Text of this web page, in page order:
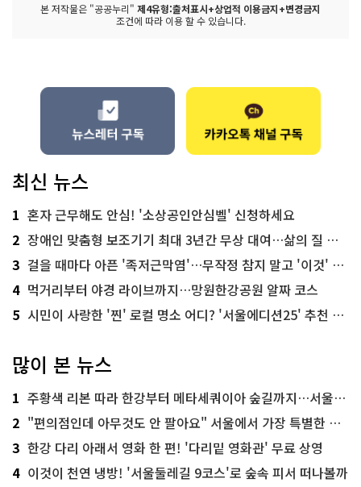
본 저작물은 "공공누리" 제4유형:출처표시+상업적 이용금지+변경금지
조건에 따라 이용 할 수 있습니다.
최신 뉴스
1 혼자 근무해도 안심! '소상공인안심벨' 신청하세요
2 장애인 맞춤형 보조기기 최대 3년간 무상 대여…삶의 질 높인다
3 걸을 때마다 아픈 '족저근막염'…무작정 참지 말고 '이것' 해보세요!
4 먹거리부터 야경 라이브까지…망원한강공원 알짜 코스
5 시민이 사랑한 '찐' 로컬 명소 어디? '서울에디션25' 추천 코스
많이 본 뉴스
1 주황색 리본 따라 한강부터 메타세쿼이아 숲길까지…서울둘레길 15코스
2 "편의점인데 아무것도 안 팔아요" 서울에서 가장 특별한 편의점의 정체
3 한강 다리 아래서 영화 한 편! '다리밑 영화관' 무료 상영
4 이것이 천연 냉방! '서울둘레길 9코스'로 숲속 피서 떠나볼까